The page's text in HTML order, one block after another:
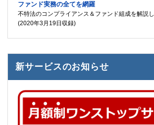
ファンド実務の全てを網羅
不特法のコンプライアンス＆ファンド組成を解説
(2020年3月19日収録)
新サービスのお知らせ